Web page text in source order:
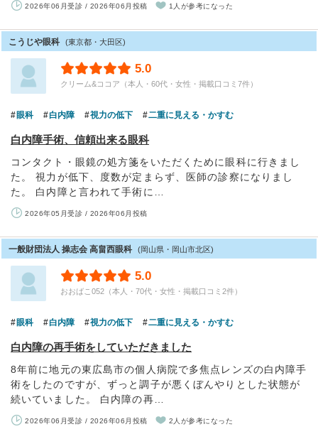
2026年06月受診 / 2026年06月投稿 1人が参考になった
こうじや眼科 (東京都・大田区)
5.0
クリーム&ココア（本人・60代・女性・掲載口コミ7件）
眼科 白内障 視力の低下 二重に見える・かすむ
白内障手術、信頼出来る眼科
コンタクト・眼鏡の処方箋をいただくために眼科に行きまし
た。 視力が低下、度数が定まらず、医師の診察になりまし
た。 白内障と言われて手術に…
2026年05月受診 / 2026年06月投稿
一般財団法人 操志会 高畠西眼科 (岡山県・岡山市北区)
5.0
おおばこ052（本人・70代・女性・掲載口コミ2件）
眼科 白内障 視力の低下 二重に見える・かすむ
白内障の再手術をしていただきました
8年前に地元の東広島市の個人病院で多焦点レンズの白内障手
術をしたのですが、ずっと調子が悪くぼんやりとした状態が
続いていました。 白内障の再…
2026年06月受診 / 2026年06月投稿 2人が参考になった